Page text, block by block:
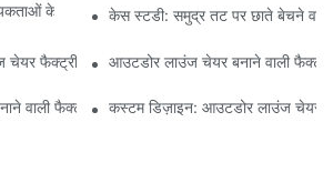
के लिए सही बीच अम्ब्रेला वितरक ढूँढना
केस स्टडी: समुद्र तट पर छाते बेचने
चेयर फैक्ट्री से क्या उम्मीद करेंआउटडोर लाउंज चेयर बनाने वाली
वाली फैक्ट्री की गुणवत्ता का मूल्यांकन कैसे करें
कस्टम डिज़ाइन: आउटडोर लाउंज चेयर